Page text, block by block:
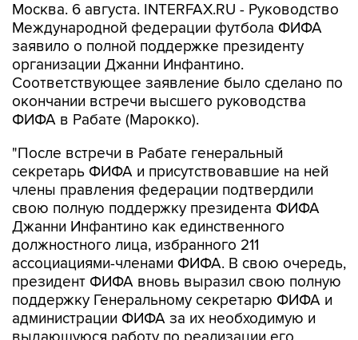
Москва. 6 августа. INTERFAX.RU - Руководство
Международной федерации футбола ФИФА
заявило о полной поддержке президенту
организации Джанни Инфантино.
Соответствующее заявление было сделано по
окончании встречи высшего руководства
ФИФА в Рабате (Марокко).
"После встречи в Рабате генеральный
секретарь ФИФА и присутствовавшие на ней
члены правления федерации подтвердили
свою полную поддержку президента ФИФА
Джанни Инфантино как единственного
должностного лица, избранного 211
ассоциациями-членами ФИФА. В свою очередь,
президент ФИФА вновь выразил свою полную
поддержку Генеральному секретарю ФИФА и
администрации ФИФА за их необходимую и